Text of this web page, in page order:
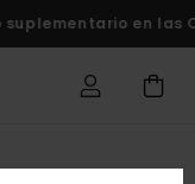
en las